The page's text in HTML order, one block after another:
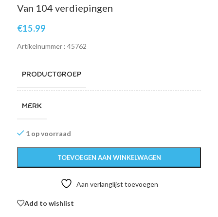
Van 104 verdiepingen
€15.99
Artikelnummer : 45762
PRODUCTGROEP
MERK
1 op voorraad
TOEVOEGEN AAN WINKELWAGEN
Aan verlanglijst toevoegen
Add to wishlist